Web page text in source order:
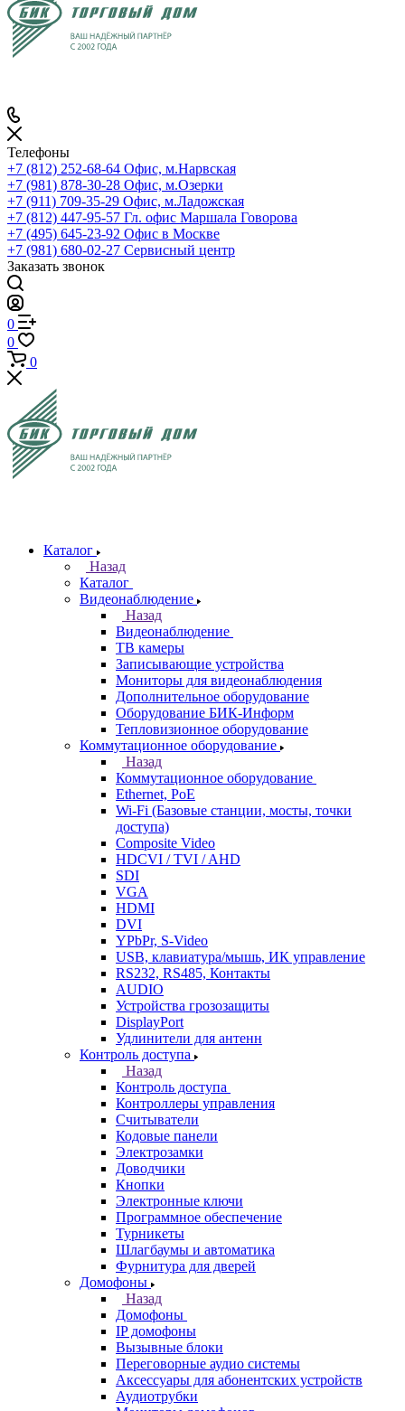
Телефоны
+7 (812) 252-68-64 Офис, м.Нарвская
+7 (981) 878-30-28 Офис, м.Озерки
+7 (911) 709-35-29 Офис, м.Ладожская
+7 (812) 447-95-57 Гл. офис Маршала Говорова
+7 (495) 645-23-92 Офис в Москве
+7 (981) 680-02-27 Сервисный центр
Заказать звонок
0
0
0
Каталог
Назад
Каталог
Видеонаблюдение
Назад
Видеонаблюдение
ТВ камеры
Записывающие устройства
Мониторы для видеонаблюдения
Дополнительное оборудование
Оборудование БИК-Информ
Тепловизионное оборудование
Коммутационное оборудование
Назад
Коммутационное оборудование
Ethernet, PoE
Wi-Fi (Базовые станции, мосты, точки
доступа)
Composite Video
HDCVI / TVI / AHD
SDI
VGA
HDMI
DVI
YPbPr, S-Video
USB, клавиатура/мышь, ИК управление
RS232, RS485, Контакты
AUDIO
Устройства грозозащиты
DisplayPort
Удлинители для антенн
Контроль доступа
Назад
Контроль доступа
Контроллеры управления
Считыватели
Кодовые панели
Электрозамки
Доводчики
Кнопки
Электронные ключи
Программное обеспечение
Турникеты
Шлагбаумы и автоматика
Фурнитура для дверей
Домофоны
Назад
Домофоны
IP домофоны
Вызывные блоки
Переговорные аудио системы
Аксессуары для абонентских устройств
Аудиотрубки